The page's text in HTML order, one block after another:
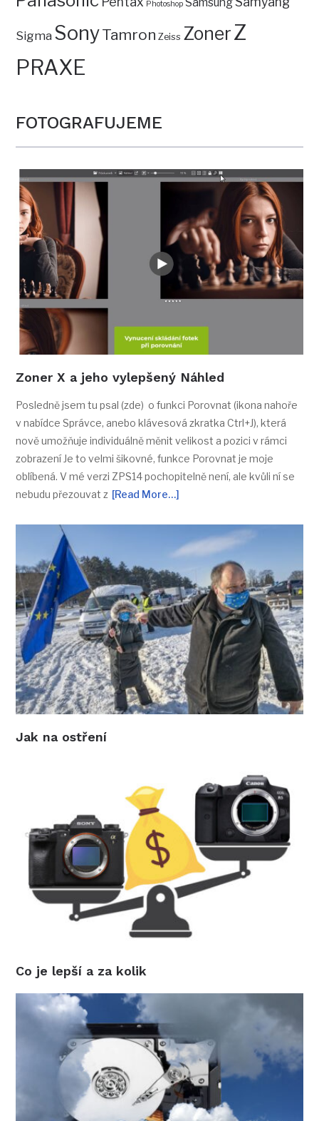
Photoshop
Sigma SonyTamron Zeiss ZonerZ
PRAXE
FOTOGRAFUJEME
Zoner X a jeho vylepšený Náhled
Posledně jsem tu psal (zde) o funkci Porovnat (ikona nahoře
v nabídce Správce, anebo klávesová zkratka Ctrl+J), která
nově umožňuje individuálně měnit velikost a pozici v rámci
zobrazení Je to velmi šikovné, funkce Porovnat je moje
oblíbená. V mé verzi ZPS14 pochopitelně není, ale kvůli ní se
nebudu přezouvat z [Read More…]
Jak na ostření
Co je lepší a za kolik